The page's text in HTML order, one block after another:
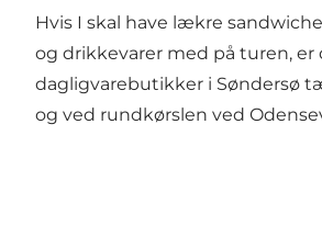
Hvis I skal have lækre
og drikkevarer med på turen, er
dagligvarebutikker i Søndersø
og ved rundkørslen ved